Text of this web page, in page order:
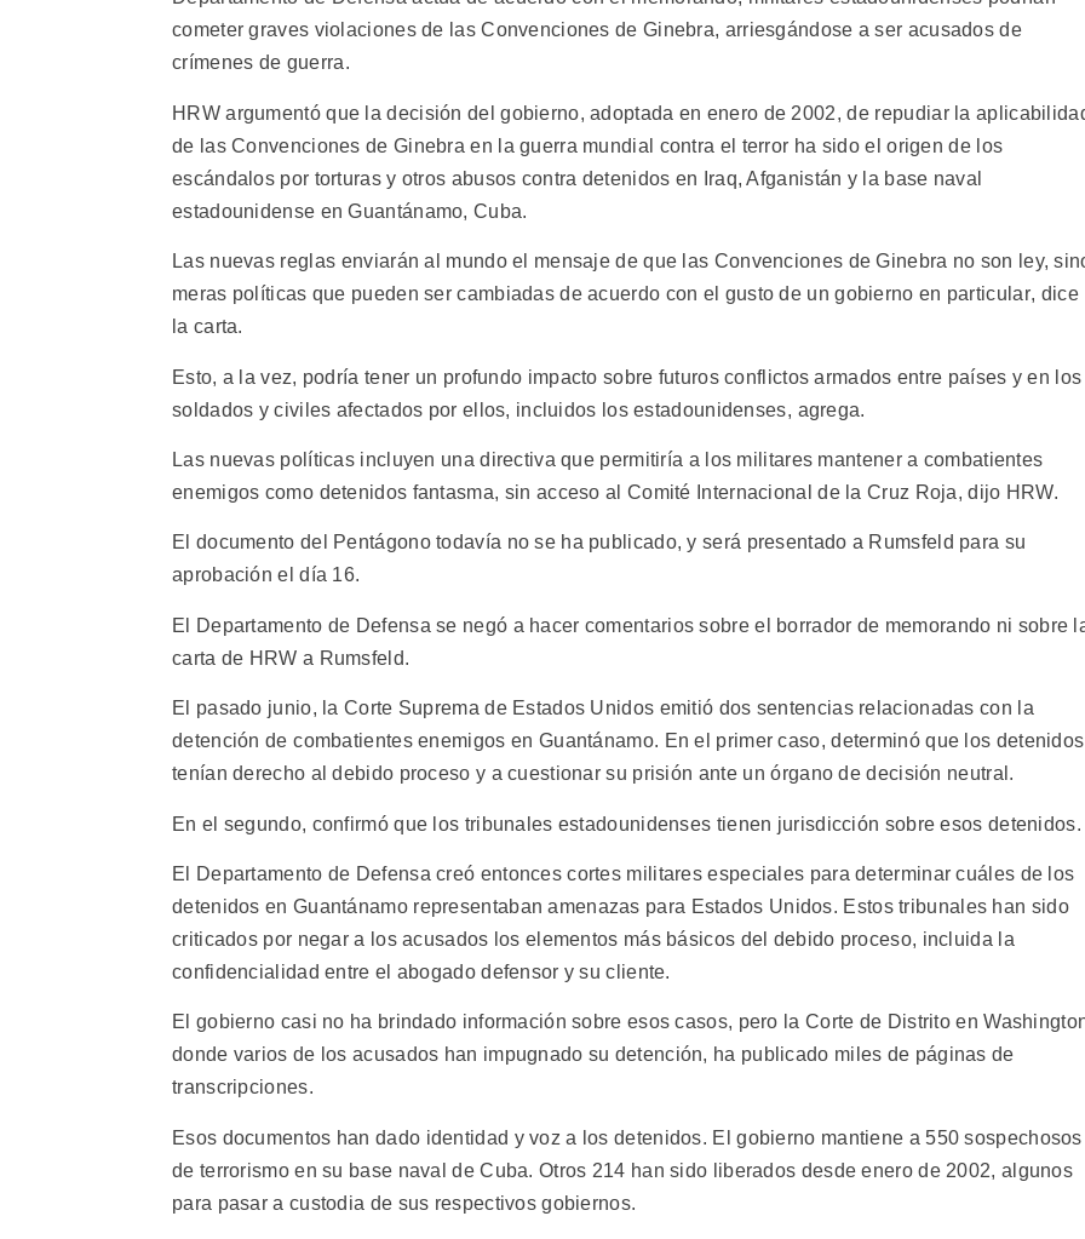
cometer graves violaciones de las Convenciones de Ginebra, arriesgándose a ser acusados de
crímenes de guerra.
HRW argumentó que la decisión del gobierno, adoptada en enero de 2002, de repudiar la
de las Convenciones de Ginebra en la guerra mundial contra el terror ha sido el origen de los
escándalos por torturas y otros abusos contra detenidos en Iraq, Afganistán y la base naval
estadounidense en Guantánamo, Cuba.
Las nuevas reglas enviarán al mundo el mensaje de que las Convenciones de Ginebra no son ley,
meras políticas que pueden ser cambiadas de acuerdo con el gusto de un gobierno en particular, dice
la carta.
Esto, a la vez, podría tener un profundo impacto sobre futuros conflictos armados entre países y en los
soldados y civiles afectados por ellos, incluidos los estadounidenses, agrega.
Las nuevas políticas incluyen una directiva que permitiría a los militares mantener a combatientes
enemigos como detenidos fantasma, sin acceso al Comité Internacional de la Cruz Roja, dijo HRW.
El documento del Pentágono todavía no se ha publicado, y será presentado a Rumsfeld para su
aprobación el día 16.
El Departamento de Defensa se negó a hacer comentarios sobre el borrador de memorando ni sobre
carta de HRW a Rumsfeld.
El pasado junio, la Corte Suprema de Estados Unidos emitió dos sentencias relacionadas con la
detención de combatientes enemigos en Guantánamo. En el primer caso, determinó que los detenidos
tenían derecho al debido proceso y a cuestionar su prisión ante un órgano de decisión neutral.
En el segundo, confirmó que los tribunales estadounidenses tienen jurisdicción sobre esos detenidos.
El Departamento de Defensa creó entonces cortes militares especiales para determinar cuáles de los
detenidos en Guantánamo representaban amenazas para Estados Unidos. Estos tribunales han sido
criticados por negar a los acusados los elementos más básicos del debido proceso, incluida la
confidencialidad entre el abogado defensor y su cliente.
El gobierno casi no ha brindado información sobre esos casos, pero la Corte de Distrito en
donde varios de los acusados han impugnado su detención, ha publicado miles de páginas de
transcripciones.
Esos documentos han dado identidad y voz a los detenidos. El gobierno mantiene a 550 sospechosos
de terrorismo en su base naval de Cuba. Otros 214 han sido liberados desde enero de 2002, algunos
para pasar a custodia de sus respectivos gobiernos.